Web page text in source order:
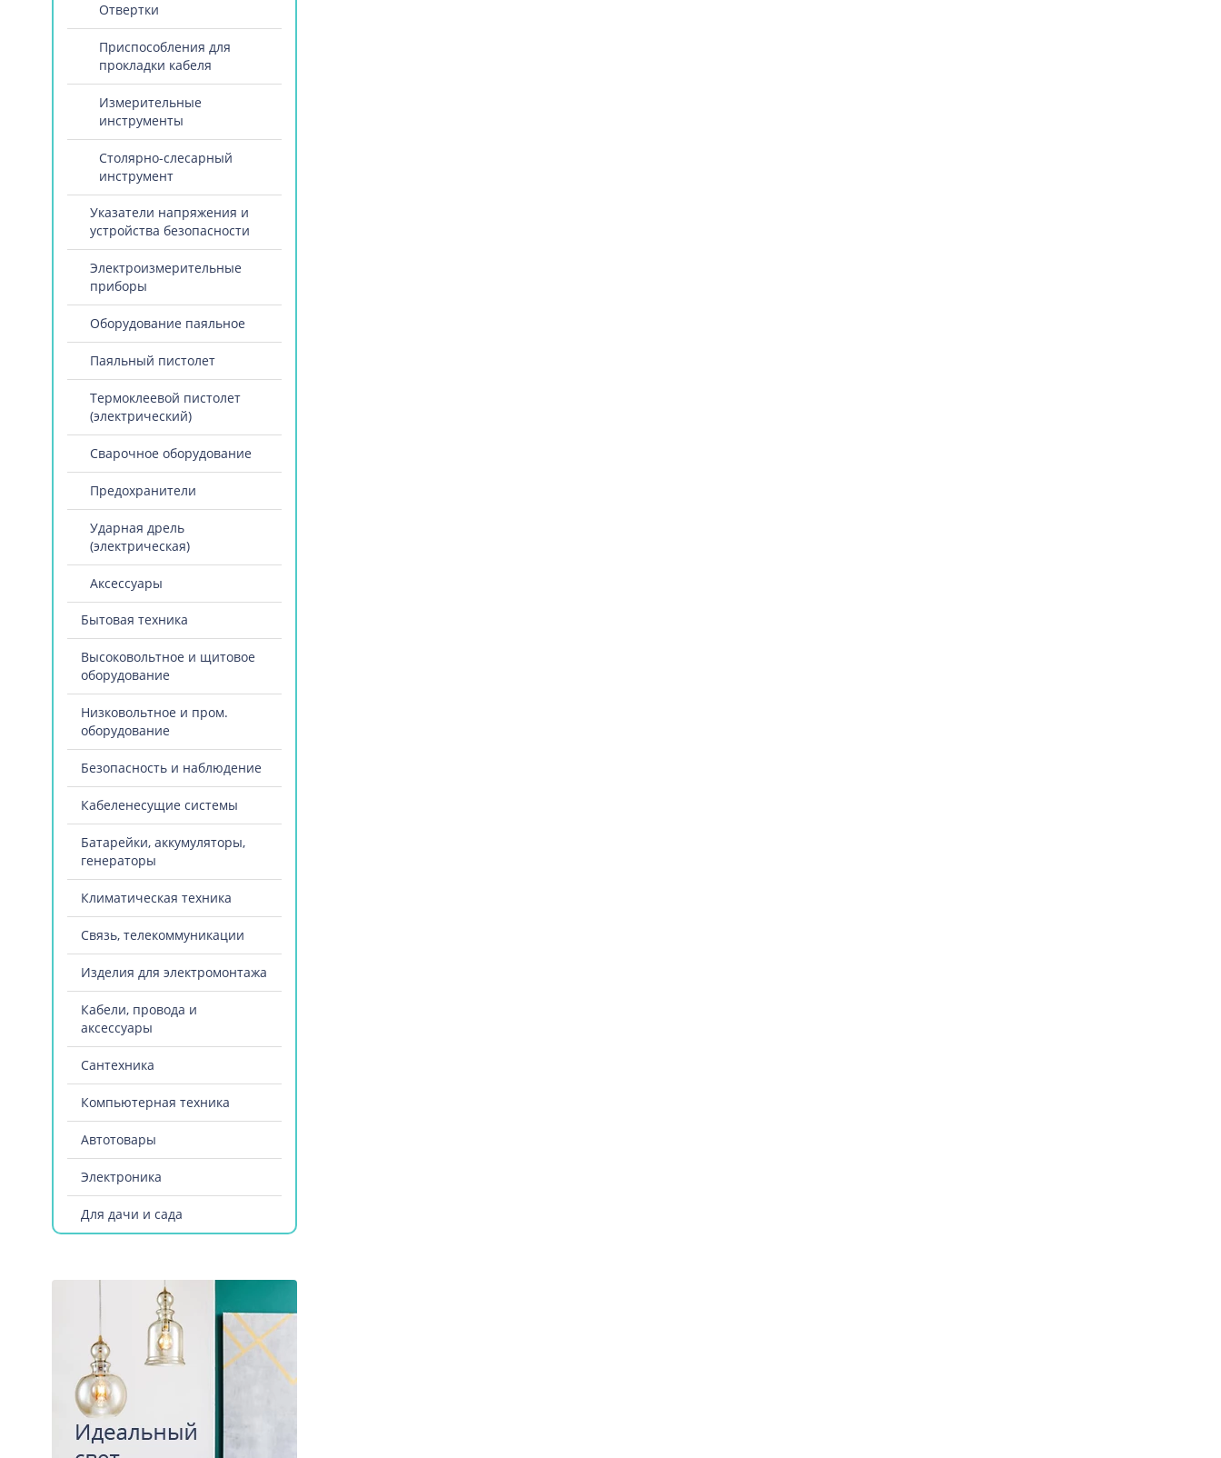
Отвертки
Приспособления для
прокладки кабеля
Измерительные
инструменты
Столярно-слесарный
инструмент
Указатели напряжения и
устройства безопасности
Электроизмерительные
приборы
Оборудование паяльное
Паяльный пистолет
Термоклеевой пистолет
(электрический)
Сварочное оборудование
Предохранители
Ударная дрель
(электрическая)
Аксессуары
Бытовая техника
Высоковольтное и щитовое
оборудование
Низковольтное и пром.
оборудование
Безопасность и наблюдение
Кабеленесущие системы
Батарейки, аккумуляторы,
генераторы
Климатическая техника
Связь, телекоммуникации
Изделия для электромонтажа
Кабели, провода и
аксессуары
Сантехника
Компьютерная техника
Автотовары
Электроника
Для дачи и сада